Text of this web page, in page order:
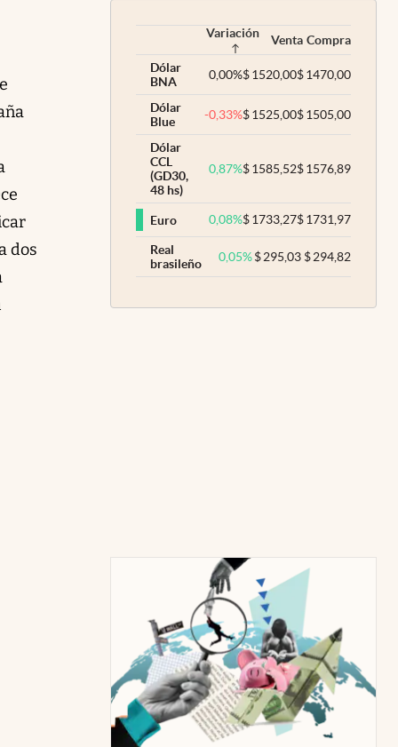
dos
Variación Venta Compra
Dólar
BNA
0,00%$1520,00$1470,00
Dólar
Blue
-0,33%$1525,00$1505,00
Dólar
CCL
(GD30,
48 hs)
0,87%$1585,52$1576,89
Euro 0,08%$1733,27$1731,97
Real
brasileño
0,05% $295,03 $294,82